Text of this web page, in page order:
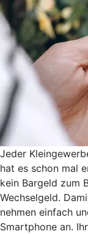
Jeder
hat es schon mal
kein Bargeld zum
Wechselgeld.
nehmen einfach
Smartphone an.